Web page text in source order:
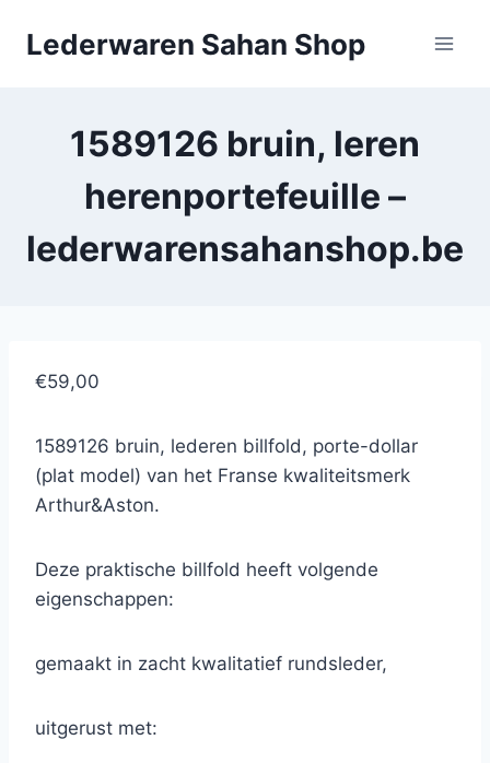
Lederwaren Sahan Shop
1589126 bruin, leren
herenportefeuille –
lederwarensahanshop.be
€59,00
1589126 bruin, lederen billfold, porte-dollar
(plat model) van het Franse kwaliteitsmerk
Arthur&Aston.
Deze praktische billfold heeft volgende
eigenschappen:
gemaakt in zacht kwalitatief rundsleder,
uitgerust met: